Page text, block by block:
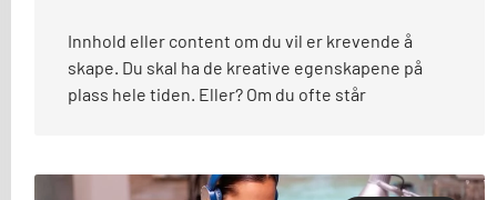
Innhold eller content om du vil er krevende å
skape. Du skal ha de kreative egenskapene på
plass hele tiden. Eller? Om du ofte står